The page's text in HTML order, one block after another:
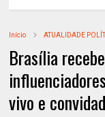
Início ATUALIDADE
Brasília
vivo e